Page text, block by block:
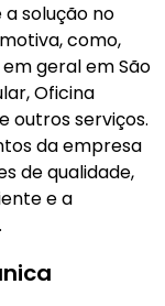
a solução no
como,
geral em São
Oficina
outros serviços.
da empresa
de qualidade,
e a